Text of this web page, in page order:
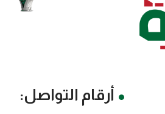
أرقام التواصل: